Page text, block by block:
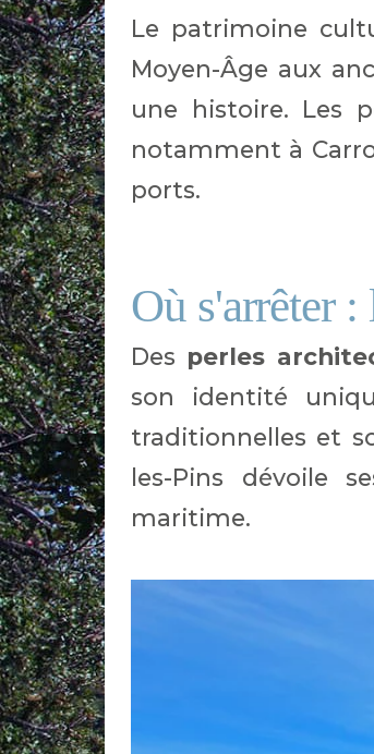
Le patrimoine
Moyen-Âge aux
une histoire. Les
notamment à
ports.
Où s'arrêter
Des perles
son identité
traditionnelles et
les-Pins dévoile
maritime.